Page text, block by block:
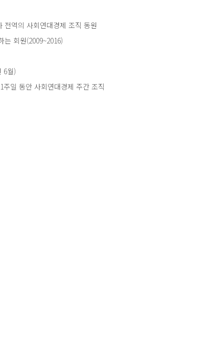
전역의 사회연대경제 조직 동원
는 회원(2009~2016)
6월)
일 동안 사회연대경제 주간 조직